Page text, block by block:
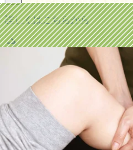
詳しくはこちらから
詳しくはこちらから